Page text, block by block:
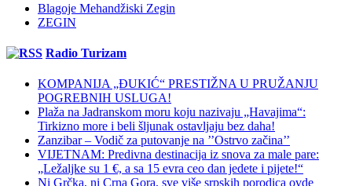
Blagoje Mehandžiski Zegin
ZEGIN
Radio Turizam
KOMPANIJA „ĐUKIĆ“ PRESTIŽNA U PRUŽANJU
POGREBNIH USLUGA!
Plaža na Jadranskom moru koju nazivaju „Havajima“:
Tirkizno more i beli šljunak ostavljaju bez daha!
Zanzibar – Vodič za putovanje na ’’Ostrvo začina’’
VIJETNAM: Predivna destinacija iz snova za male pare:
„Ležaljke su 1 €, a sa 15 evra ceo dan jedete i pijete!“
Ni Grčka, ni Crna Gora, sve više srpskih porodica ovde